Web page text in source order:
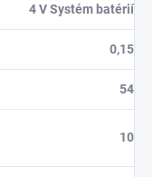
4 V Systém batérií
0,15
54
10